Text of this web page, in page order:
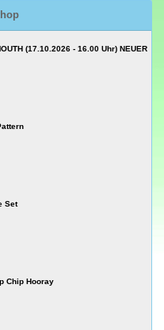
(17.10.2026 - 16.00 Uhr) NEUER
Set
Chip Hooray